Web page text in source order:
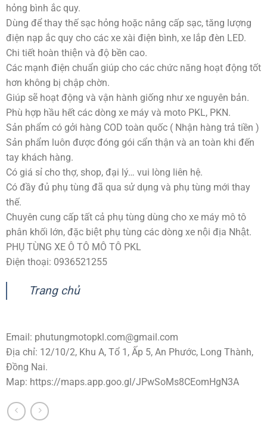
hỏng bình ắc quy.
Dùng để thay thế sạc hỏng hoặc nâng cấp sạc, tăng lượng
điện nạp ắc quy cho các xe xài điện bình, xe lắp đèn LED.
Chi tiết hoàn thiện và độ bền cao.
Các mạnh điện chuẩn giúp cho các chức năng hoạt động tốt
hơn không bị chập chờn.
Giúp sẽ hoạt động và vận hành giống như xe nguyên bản.
Phù hợp hầu hết các dòng xe máy và moto PKL, PKN.
Sản phẩm có gởi hàng COD toàn quốc ( Nhận hàng trả tiền )
Sản phẩm luôn được đóng gói cẩn thận và an toàn khi đến
tay khách hàng.
Có giá sỉ cho thợ, shop, đại lý… vui lòng liên hệ.
Có đầy đủ phụ tùng đã qua sử dụng và phụ tùng mới thay
thế.
Chuyên cung cấp tất cả phụ tùng dùng cho xe máy mô tô
phân khối lớn, đặc biệt phụ tùng các dòng xe nội địa Nhật.
PHỤ TÙNG XE Ô TÔ MÔ TÔ PKL
Điện thoại: 0936521255
Trang chủ
Email: phutungmotopkl.com@gmail.com
Địa chỉ: 12/10/2, Khu A, Tổ 1, Ấp 5, An Phước, Long Thành,
Đồng Nai.
Map: https://maps.app.goo.gl/JPwSoMs8CEomHgN3A